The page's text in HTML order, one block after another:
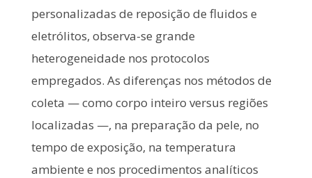
personalizadas de reposição de fluidos e
eletrólitos, observa-se grande
heterogeneidade nos protocolos
empregados. As diferenças nos métodos de
coleta — como corpo inteiro versus regiões
localizadas —, na preparação da pele, no
tempo de exposição, na temperatura
ambiente e nos procedimentos analíticos